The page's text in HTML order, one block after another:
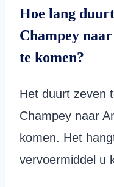
Hoe lang
Champey
te komen?
Het duurt zeven
Champey naar
komen. Het
vervoermiddel u